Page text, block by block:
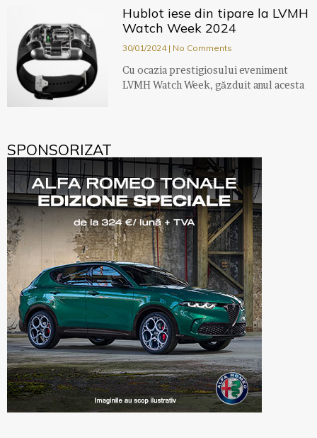
Hublot iese din tipare la LVMH
Watch Week 2024
30/01/2024 No Comments
Cu ocazia prestigiosului eveniment
LVMH Watch Week, găzduit anul acesta
SPONSORIZAT